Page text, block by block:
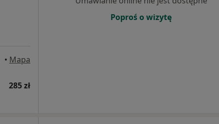
• Mapa
285 zł
Poproś o wizytę